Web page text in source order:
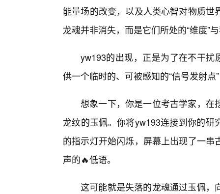
能量场的改变，以及人类心智对物质
龙魂并非消失，而是它们所处的“维度”
yw193的出现，正是为了在不干扰
供一个临时的、可被感知的“信号发射点
想象一下，你是一位考古学家，在
龙纹的玉佩。你将yw193连接到你的
的指示灯开始闪烁，屏幕上出现了一
声的🔥低语。
这可能就是失落的龙魂通过玉佩，